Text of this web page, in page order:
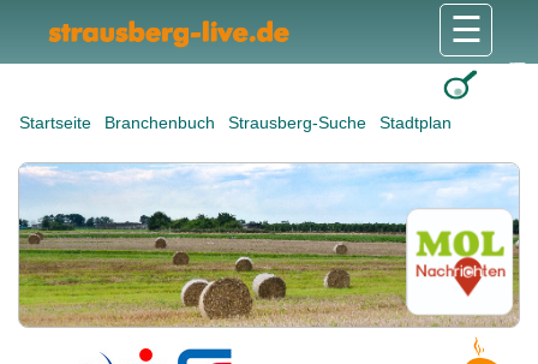
Startseite Branchenbuch Strausberg-Suche Stadtplan
☰